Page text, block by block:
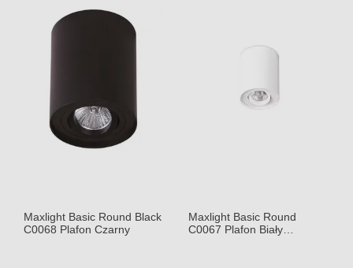
Maxlight Basic Round Black
C0068 Plafon Czarny
Maxlight Basic Round
C0067 Plafon Biały